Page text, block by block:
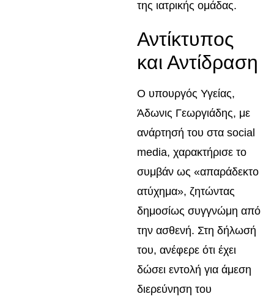
της ιατρικής ομάδας.
Αντίκτυπος
και Αντίδραση
Ο υπουργός Υγείας,
Άδωνις Γεωργιάδης, με
ανάρτησή του στα social
media, χαρακτήρισε το
συμβάν ως «απαράδεκτο
ατύχημα», ζητώντας
δημοσίως συγγνώμη από
την ασθενή. Στη δήλωσή
του, ανέφερε ότι έχει
δώσει εντολή για άμεση
διερεύνηση του